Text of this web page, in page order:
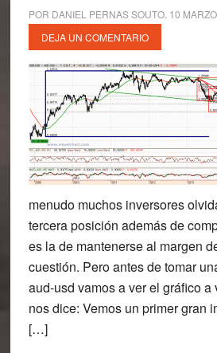
POR DANIEL PERNAS SOUTO. 10
DEJA UN COMENTARIO
menudo muchos inversores
tercera posición además de
es la de mantenerse al margen
cuestión. Pero antes de tomar
aud-usd vamos a ver el gráfico a
nos dice: Vemos un primer gran
[…]